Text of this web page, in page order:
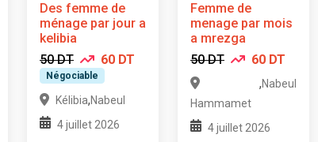
Des femme de
ménage par jour a
kelibia
50 DT
60 DT
Négociable
Kélibia,Nabeul
4 juillet 2026
Femme de
menage par mois
a mrezga
50 DT
60 DT
Hammamet
,Nabeul
4 juillet 2026